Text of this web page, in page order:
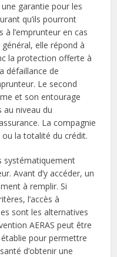
garantie pour les
qu’ils pourront
l’emprunteur en cas
général, elle répond à
la protection offerte à
défaillance de
Le second
et son entourage
niveau du
La compagnie
ou la totalité du crédit.
systématiquement
Avant d’y accéder, un
à remplir. Si
l’accès à
sont les alternatives
AERAS peut être
pour permettre
d’obtenir une